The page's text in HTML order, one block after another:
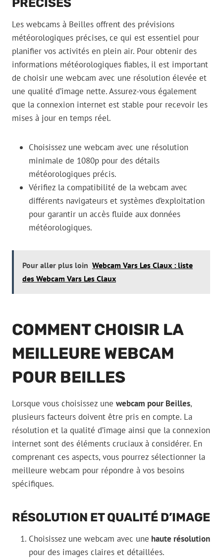
PRÉCISES
Les webcams à Beilles offrent des prévisions
météorologiques précises, ce qui est essentiel pour
planifier vos activités en plein air. Pour obtenir des
informations météorologiques fiables, il est important
de choisir une webcam avec une résolution élevée et
une qualité d’image nette. Assurez-vous également
que la connexion internet est stable pour recevoir les
mises à jour en temps réel.
Choisissez une webcam avec une résolution
minimale de 1080p pour des détails
météorologiques précis.
Vérifiez la compatibilité de la webcam avec
différents navigateurs et systèmes d’exploitation
pour garantir un accès fluide aux données
météorologiques.
Pour aller plus loin Webcam Vars Les Claux : liste
des Webcam Vars Les Claux
COMMENT CHOISIR LA
MEILLEURE WEBCAM
POUR BEILLES
Lorsque vous choisissez une webcam pour Beilles,
plusieurs facteurs doivent être pris en compte. La
résolution et la qualité d’image ainsi que la connexion
internet sont des éléments cruciaux à considérer. En
comprenant ces aspects, vous pourrez sélectionner la
meilleure webcam pour répondre à vos besoins
spécifiques.
RÉSOLUTION ET QUALITÉ D’IMAGE
Choisissez une webcam avec une haute résolution
pour des images claires et détaillées.